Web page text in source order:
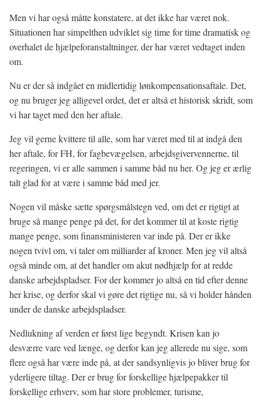
Men vi har også måtte konstatere, at det ikke har været nok.
Situationen har simpelthen udviklet sig time for time dramatisk og
overhalet de hjælpeforanstaltninger, der har været vedtaget inden
om.
Nu er der så indgået en midlertidig lønkompensationsaftale. Det,
og nu bruger jeg alligevel ordet, det er altså et historisk skridt, som
vi har taget med den her aftale.
Jeg vil gerne kvittere til alle, som har været med til at indgå den
her aftale, for FH, for fagbevægelsen, arbejdsgivervennerne, til
regeringen, vi er alle sammen i samme båd nu her. Og jeg er ærlig
talt glad for at være i samme båd med jer.
Nogen vil måske sætte spørgsmålstegn ved, om det er rigtigt at
bruge så mange penge på det, for det kommer til at koste rigtig
mange penge, som finansministeren var inde på. Der er ikke
nogen tvivl om, vi taler om milliarder af kroner. Men jeg vil altså
også minde om, at det handler om akut nødhjælp for at redde
danske arbejdspladser. For der kommer jo altså en tid efter denne
her krise, og derfor skal vi gøre det rigtige nu, så vi holder hånden
under de danske arbejdspladser.
Nedlukning af verden er først lige begyndt. Krisen kan jo
desværre vare ved længe, og derfor kan jeg allerede nu sige, som
flere også har være inde på, at der sandsynligvis jo bliver brug for
yderligere tiltag. Der er brug for forskellige hjælpepakker til
forskellige erhverv, som har store problemer, turisme,